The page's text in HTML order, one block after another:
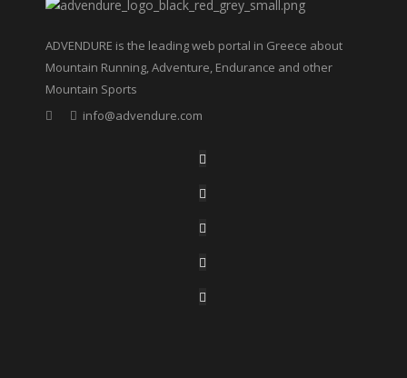
ADVENDURE is the leading web portal in Greece about
Mountain Running, Adventure, Endurance and other
Mountain Sports
info@advendure.com